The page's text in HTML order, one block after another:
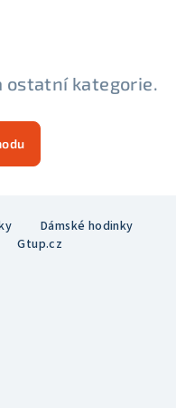
ostatní kategorie.
Dámské hodinky
Gtup.cz